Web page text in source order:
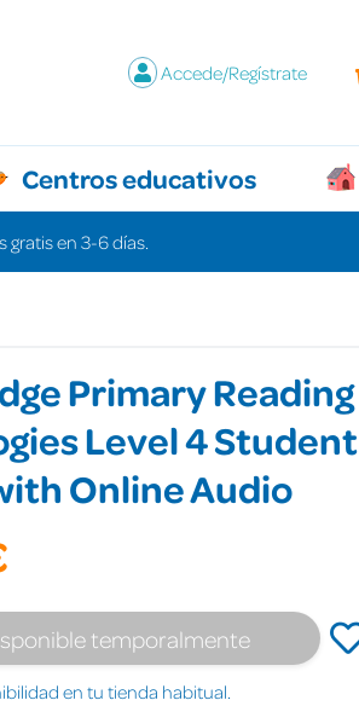
Accede/Regístrate
Centros educativos
gratis en 3-6 días.
Primary Reading
Level 4 Student
Online Audio
temporalmente
en tu tienda habitual.